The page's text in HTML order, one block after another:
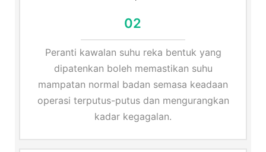
02
Peranti kawalan suhu reka bentuk yang
dipatenkan boleh memastikan suhu
mampatan normal badan semasa keadaan
operasi terputus-putus dan mengurangkan
kadar kegagalan.